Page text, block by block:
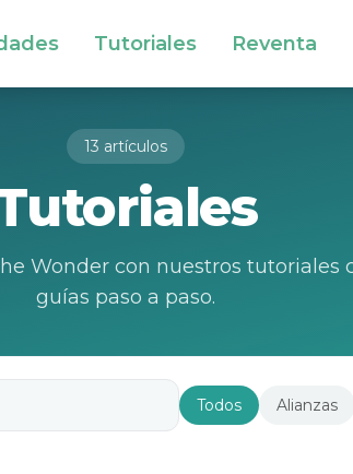
Tutoriales Reventa
13 artículos
Wonder con nuestros tutoriales
guías paso a paso.
Todos Alianzas